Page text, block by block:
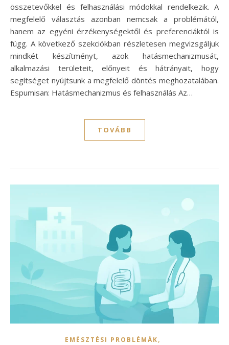
összetevőkkel és felhasználási módokkal rendelkezik. A
megfelelő választás azonban nemcsak a problémától,
hanem az egyéni érzékenységektől és preferenciáktól is
függ. A következő szekciókban részletesen megvizsgáljuk
mindkét készítményt, azok hatásmechanizmusát,
alkalmazási területeit, előnyeit és hátrányait, hogy
segítséget nyújtsunk a megfelelő döntés meghozatalában.
Espumisan: Hatásmechanizmus és felhasználás Az…
TOVÁBB
EMÉSZTÉSI PROBLÉMÁK,